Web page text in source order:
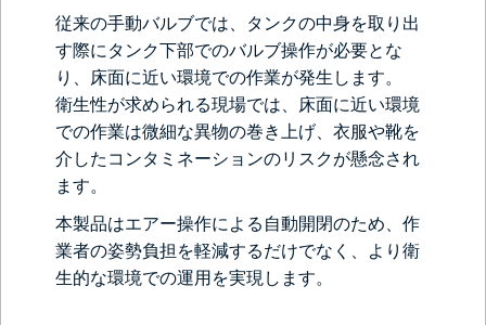
従来の手動バルブでは、タンクの中身を取り出
す際にタンク下部でのバルブ操作が必要とな
り、床面に近い環境での作業が発生します。
衛生性が求められる現場では、床面に近い環境
での作業は微細な異物の巻き上げ、衣服や靴を
介したコンタミネーションのリスクが懸念され
ます。
本製品はエアー操作による自動開閉のため、作
業者の姿勢負担を軽減するだけでなく、より衛
生的な環境での運用を実現します。